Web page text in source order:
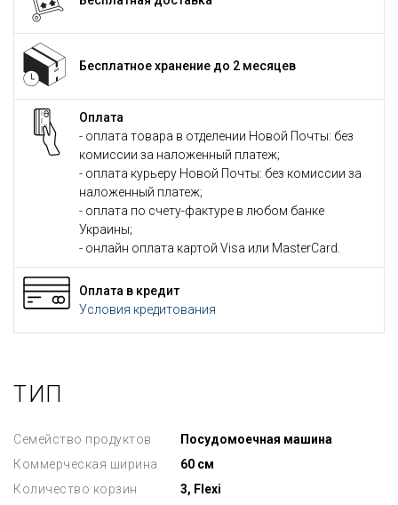
Бесплатное хранение до 2 месяцев
Оплата
- оплата товара в отделении Новой Почты: без
комиссии за наложенный платеж;
- оплата курьеру Новой Почты: без комиссии за
наложенный платеж;
- оплата по счету-фактуре в любом банке
Украины;
- онлайн оплата картой Visa или MasterCard.
Оплата в кредит
Условия кредитования
ТИП
Семейство продуктов
Посудомоечная машина
Коммерческая ширина
60 см
Количество корзин
3, Flexi